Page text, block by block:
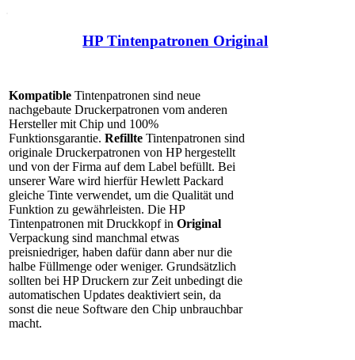
HP Tintenpatronen Original
Kompatible Tintenpatronen sind neue
nachgebaute Druckerpatronen vom anderen
Hersteller mit Chip und 100%
Funktionsgarantie. Refillte Tintenpatronen sind
originale Druckerpatronen von HP hergestellt
und von der Firma auf dem Label befüllt. Bei
unserer Ware wird hierfür Hewlett Packard
gleiche Tinte verwendet, um die Qualität und
Funktion zu gewährleisten. Die HP
Tintenpatronen mit Druckkopf in Original
Verpackung sind manchmal etwas
preisniedriger, haben dafür dann aber nur die
halbe Füllmenge oder weniger. Grundsätzlich
sollten bei HP Druckern zur Zeit unbedingt die
automatischen Updates deaktiviert sein, da
sonst die neue Software den Chip unbrauchbar
macht.